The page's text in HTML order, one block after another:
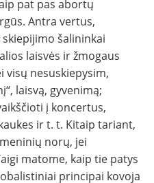
pat pas abortų
Antra vertus,
šalininkai
laisvės ir žmogaus
visų nesuskiepysim,
laisvą, gyvenimą;
į koncertus,
ir t. t. Kitaip tariant,
norų, jei
matome, kaip tie patys
principai kovoja